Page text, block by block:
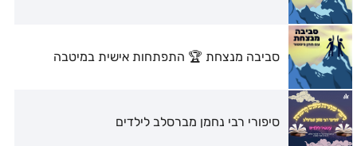
סביבה מנצחת 🏆 התפתחות אישית במיטבה
סיפורי רבי נחמן מברסלב לילדים